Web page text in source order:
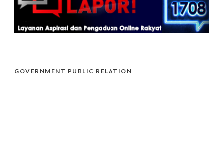
GOVERNMENT PUBLIC RELATION